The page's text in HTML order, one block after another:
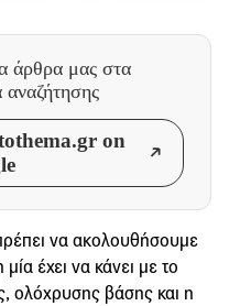
άρθρα μας στα
on
να ακολουθήσουμε
έχει να κάνει με το
ολόχρυσης βάσης και η